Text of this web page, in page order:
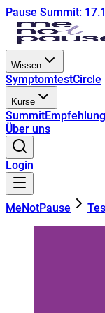
Pause Summit:
Wissen
SymptomtestCircle
Kurse
Summit
Über uns
Login
MeNotPause